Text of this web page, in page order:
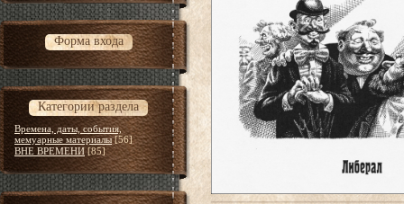
Форма входа
Категории раздела
Времена, даты, события,
мемуарные материалы [56]
ВНЕ ВРЕМЕНИ [85]